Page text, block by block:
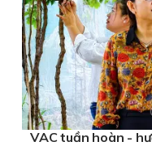
VAC tuần hoàn -